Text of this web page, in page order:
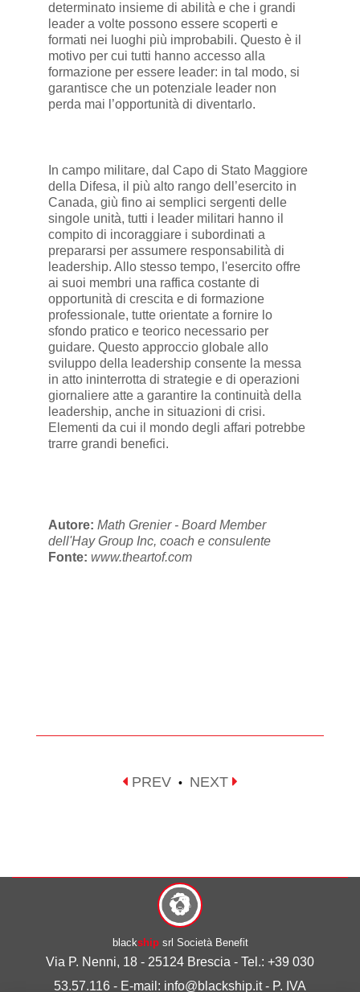
determinato insieme di abilità e che i grandi
leader a volte possono essere scoperti e
formati nei luoghi più improbabili. Questo è il
motivo per cui tutti hanno accesso alla
formazione per essere leader: in tal modo, si
garantisce che un potenziale leader non
perda mai l’opportunità di diventarlo.
In campo militare, dal Capo di Stato Maggiore
della Difesa, il più alto rango dell’esercito in
Canada, giù fino ai semplici sergenti delle
singole unità, tutti i leader militari hanno il
compito di incoraggiare i subordinati a
prepararsi per assumere responsabilità di
leadership. Allo stesso tempo, l'esercito offre
ai suoi membri una raffica costante di
opportunità di crescita e di formazione
professionale, tutte orientate a fornire lo
sfondo pratico e teorico necessario per
guidare. Questo approccio globale allo
sviluppo della leadership consente la messa
in atto ininterrotta di strategie e di operazioni
giornaliere atte a garantire la continuità della
leadership, anche in situazioni di crisi.
Elementi da cui il mondo degli affari potrebbe
trarre grandi benefici.
Autore: Math Grenier - Board Member
dell'Hay Group Inc, coach e consulente
Fonte: www.theartof.com
PREV • NEXT
blackshipsrl Società Benefit
Via P. Nenni, 18 - 25124 Brescia - Tel.: +39 030
53.57.116 - E-mail: info@blackship.it - P. IVA